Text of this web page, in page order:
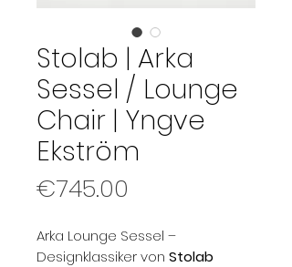
Stolab | Arka
Sessel / Lounge
Chair | Yngve
Ekström
€745.00
Arka Lounge Sessel –
Designklassiker von Stolab